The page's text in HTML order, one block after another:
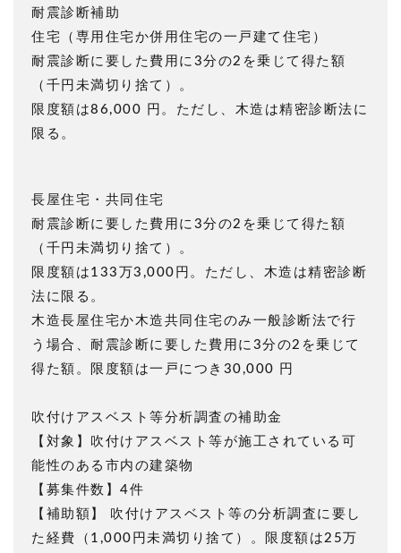
耐震診断補助
住宅（専用住宅か併用住宅の一戸建て住宅）
耐震診断に要した費用に3分の2を乗じて得た額
（千円未満切り捨て）。
限度額は86,000 円。ただし、木造は精密診断法に
限る。
長屋住宅・共同住宅
耐震診断に要した費用に3分の2を乗じて得た額
（千円未満切り捨て）。
限度額は133万3,000円。ただし、木造は精密診断
法に限る。
木造長屋住宅か木造共同住宅のみ一般診断法で行
う場合、耐震診断に要した費用に3分の2を乗じて
得た額。限度額は一戸につき30,000 円
吹付けアスベスト等分析調査の補助金
【対象】吹付けアスベスト等が施工されている可
能性のある市内の建築物
【募集件数】4件
【補助額】 吹付けアスベスト等の分析調査に要し
た経費（1,000円未満切り捨て）。限度額は25万